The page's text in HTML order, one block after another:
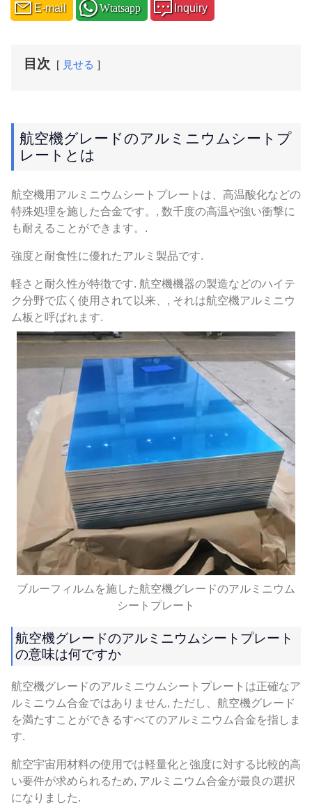
E-mail Wtatsapp Inquiry
目次 見せる
航空機グレードのアルミニウムシートプ
レートとは
航空機用アルミニウムシートプレートは、高温酸化などの
特殊処理を施した合金です。, 数千度の高温や強い衝撃に
も耐えることができます。.
強度と耐食性に優れたアルミ製品です.
軽さと耐久性が特徴です. 航空機機器の製造などのハイテ
ク分野で広く使用されて以来、, それは航空機アルミニウ
ム板と呼ばれます.
ブルーフィルムを施した航空機グレードのアルミニウム
シートプレート
航空機グレードのアルミニウムシートプレート
の意味は何ですか
航空機グレードのアルミニウムシートプレートは正確なア
ルミニウム合金ではありません, ただし、航空機グレード
を満たすことができるすべてのアルミニウム合金を指しま
す.
航空宇宙用材料の使用では軽量化と強度に対する比較的高
い要件が求められるため, アルミニウム合金が最良の選択
になりました.